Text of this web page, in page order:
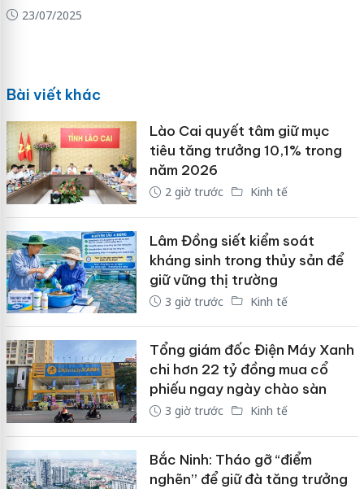
23/07/2025
Bài viết khác
Lào Cai quyết tâm giữ mục
tiêu tăng trưởng 10,1% trong
năm 2026
2 giờ trước Kinh tế
Lâm Đồng siết kiểm soát
kháng sinh trong thủy sản để
giữ vững thị trường
3 giờ trước Kinh tế
Tổng giám đốc Điện Máy Xanh
chi hơn 22 tỷ đồng mua cổ
phiếu ngay ngày chào sàn
3 giờ trước Kinh tế
Bắc Ninh: Tháo gỡ “điểm
nghẽn” để giữ đà tăng trưởng